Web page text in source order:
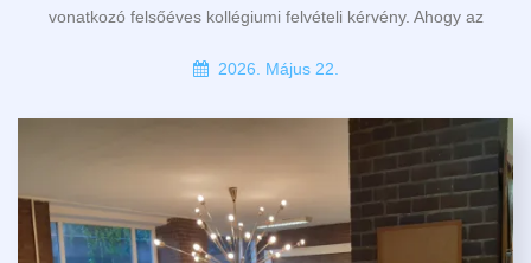
vonatkozó felsőéves kollégiumi felvételi kérvény. Ahogy az
2026. Május 22.